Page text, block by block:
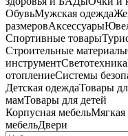
ОбувьМужская одежда
размеровАксессуары
Спортивные товары
Строительные материалы
инструментСветотехника
отоплениеСистемы
Детская одеждаТовары
мамТовары для детей
Корпусная мебельМягкая
мебельДвери